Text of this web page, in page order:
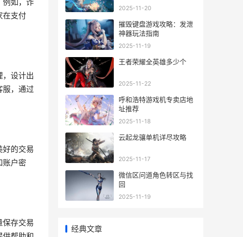
例如，诈
在支付
，设计出
服，通过
好的交易
账户密
保存交易
2025-11-20
摧毁键盘游戏攻略：发泄
神器玩法指南
2025-11-19
王者荣耀全英雄多少个
2025-11-22
呼和浩特游戏机专卖店地
址推荐
2025-11-18
云起龙骧单机详尽攻略
2025-11-17
微信区问道角色转区与找
回
2025-11-19
经典文章